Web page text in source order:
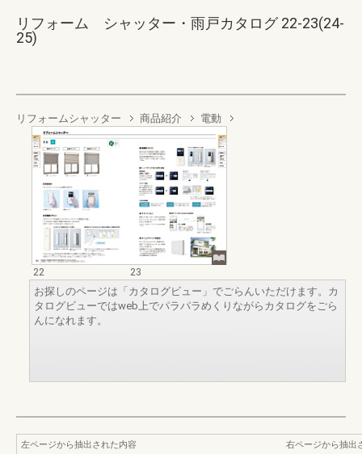
リフォーム シャッター・雨戸カタログ 22-23(24-
25)
リフォームシャッター 商品紹介 電動
22
23
お探しのページは「カタログビュー」でごらんいただけます。カ
タログビューではweb上でパラパラめくりながらカタログをごら
んになれます。
左ページから抽出された内容
右ページから抽出